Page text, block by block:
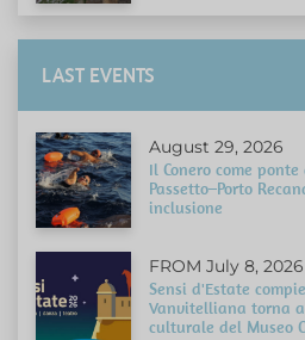
LAST EVENTS
August 29, 2026
Il Conero come
Passetto–Porto
inclusione
FROM July 8,
Sensi d'Estate
Vanvitelliana torna
culturale del Museo